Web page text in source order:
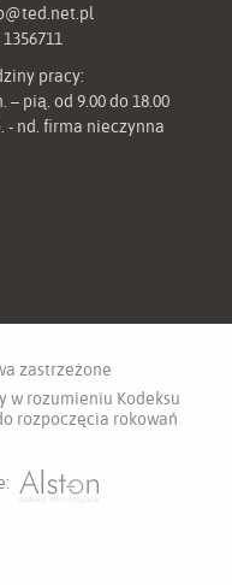
1356711
pracy:
– pią. od 9.00 do 18.00
- nd. firma nieczynna
zastrzeżone
w rozumieniu Kodeksu
rozpoczęcia rokowań